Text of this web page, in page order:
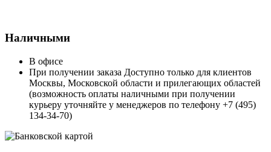
Наличными
В офисе
При получении заказа Доступно только для клиентов
Москвы, Московской области и прилегающих областей
(возможность оплаты наличными при получении
курьеру уточняйте у менеджеров по телефону +7 (495)
134-34-70)